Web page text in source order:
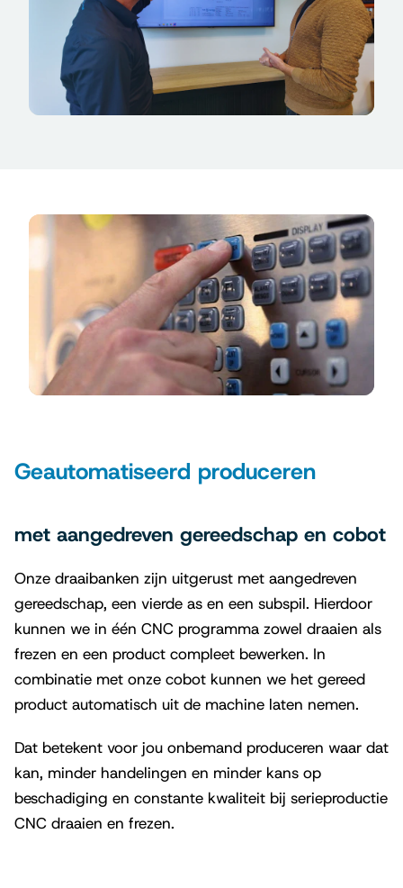
Geautomatiseerd produceren
met aangedreven gereedschap en cobot
Onze draaibanken zijn uitgerust met aangedreven
gereedschap, een vierde as en een subspil. Hierdoor
kunnen we in één CNC programma zowel draaien als
frezen en een product compleet bewerken. In
combinatie met onze cobot kunnen we het gereed
product automatisch uit de machine laten nemen.
Dat betekent voor jou onbemand produceren waar dat
kan, minder handelingen en minder kans op
beschadiging en constante kwaliteit bij serieproductie
CNC draaien en frezen.